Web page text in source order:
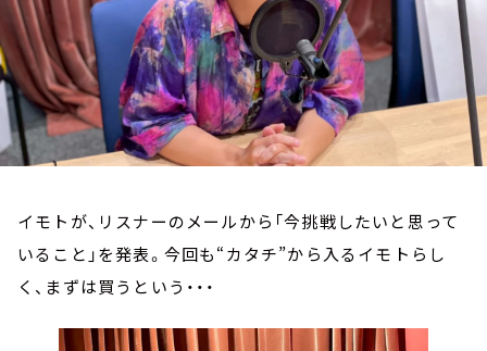
イモトが、リスナーのメールから「今挑戦したいと思って
いること」を発表。今回も“カタチ”から入るイモトらし
く、まずは買うという・・・